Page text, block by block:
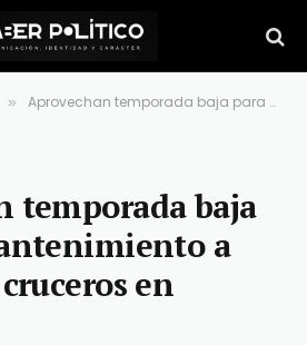
» Aprovechan temporada baja para dar mantenimiento a muelles de cruceros en Cozumel
temporada baja
a
en